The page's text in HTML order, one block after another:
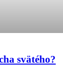
svätého?